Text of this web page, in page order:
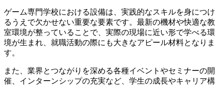
ゲーム専門学校における設備は、 実践的なスキルを身につけ
るうえで欠かせない重要な要素です。最新の機材や快適な教
室環境が整っていることで、実際の現場に近い形で学べる環
境が生まれ、就職活動の際にも大きなアピール材料となりま
す。
また、業界とつながりを深める各種イベントやセミナーの開
催、インターンシップの充実など、学生の成長やキャリア構